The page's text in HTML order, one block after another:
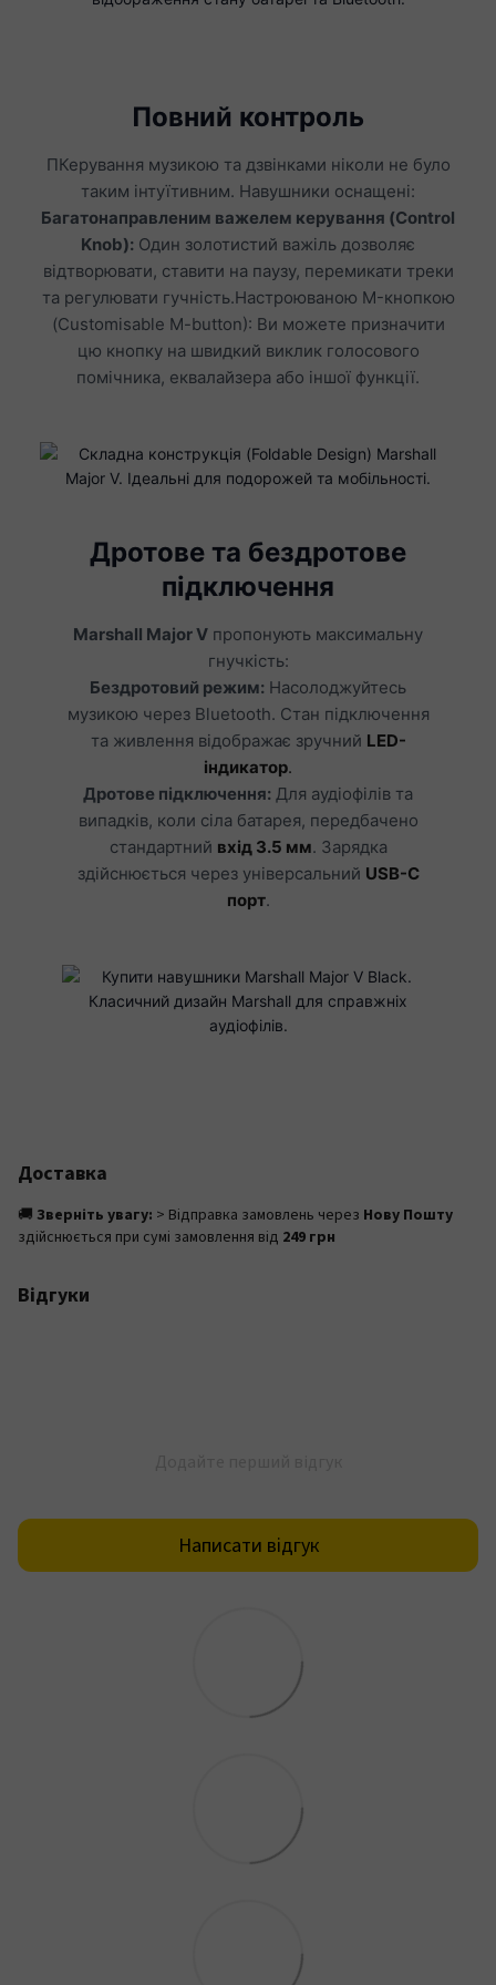
Повний контроль
ПКерування музикою та дзвінками ніколи не було
таким інтуїтивним. Навушники оснащені:
Багатонаправленим важелем керування (Control
Knob): Один золотистий важіль дозволяє
відтворювати, ставити на паузу, перемикати треки
та регулювати гучність.Настроюваною M-кнопкою
(Customisable M-button): Ви можете призначити
цю кнопку на швидкий виклик голосового
помічника, еквалайзера або іншої функції.
Дротове та бездротове
підключення
Marshall Major V пропонують максимальну
гнучкість:
Бездротовий режим: Насолоджуйтесь
музикою через Bluetooth. Стан підключення
та живлення відображає зручний LED-
індикатор.
Дротове підключення: Для аудіофілів та
випадків, коли сіла батарея, передбачено
стандартний вхід 3.5 мм. Зарядка
здійснюється через універсальний USB-C
порт.
Доставка
🚚 Зверніть увагу: > Відправка замовлень через Нову Пошту
здійснюється при сумі замовлення від 249 грн
Відгуки
Написати відгук